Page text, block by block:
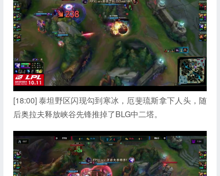
[18:00] 泰坦野区闪现勾到寒冰，厄斐琉斯拿下人头，随
后奥拉夫释放峡谷先锋推掉了BLG中二塔。